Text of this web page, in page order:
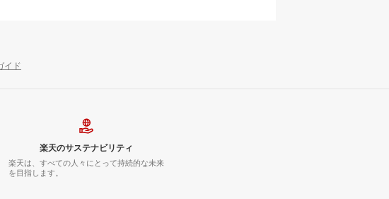
イド
楽天のサステナビリティ
楽天は、すべての人々にとって持続的な未来
を目指します。